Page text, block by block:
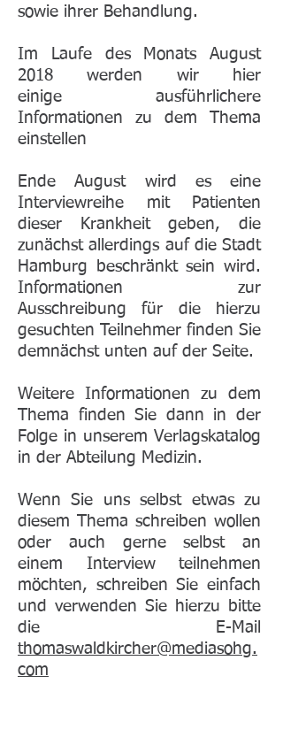
sowie ihrer Behandlung.
Im Laufe des Monats August
2018 werden wir hier
einige ausführlichere
Informationen zu dem Thema
einstellen
Ende August wird es eine
Interviewreihe mit Patienten
dieser Krankheit geben, die
zunächst allerdings auf die Stadt
Hamburg beschränkt sein wird.
Informationen zur
Ausschreibung für die hierzu
gesuchten Teilnehmer finden Sie
demnächst unten auf der Seite.​
Weitere Informationen zu dem
Thema finden Sie dann in der
Folge in unserem Verlagskatalog
in der Abteilung Medizin.
Wenn Sie uns selbst etwas zu
diesem Thema schreiben wollen
oder auch gerne selbst an
einem Interview teilnehmen
möchten, schreiben Sie einfach
und verwenden Sie hierzu bitte
die E-Mail
thomaswaldkircher@mediasohg.
com